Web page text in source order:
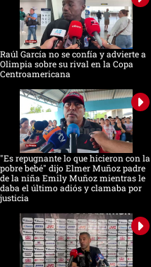
seconds
Raúl García no se confía y advierte a
Olimpia sobre su rival en la Copa
Centroamericana
"Es repugnante lo que hicieron con la
pobre bebé" dijo Elmer Muñoz padre
de la niña Emily Muñoz mientras le
daba el último adiós y clamaba por
justicia